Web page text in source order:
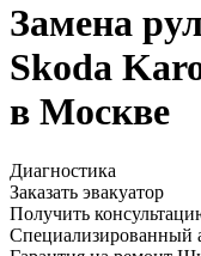
Замена
Skoda
в Москве
Диагностика
Заказать эвакуатор
Получить
Специализированный